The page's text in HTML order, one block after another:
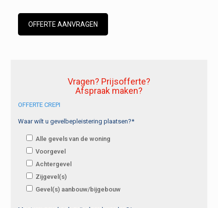
OFFERTE AANVRAGEN
Vragen? Prijsofferte?
Afspraak maken?
OFFERTE CREPI
Waar wilt u gevelbepleistering plaatsen?*
Alle gevels van de woning
Voorgevel
Achtergevel
Zijgevel(s)
Gevel(s) aanbouw/bijgebouw